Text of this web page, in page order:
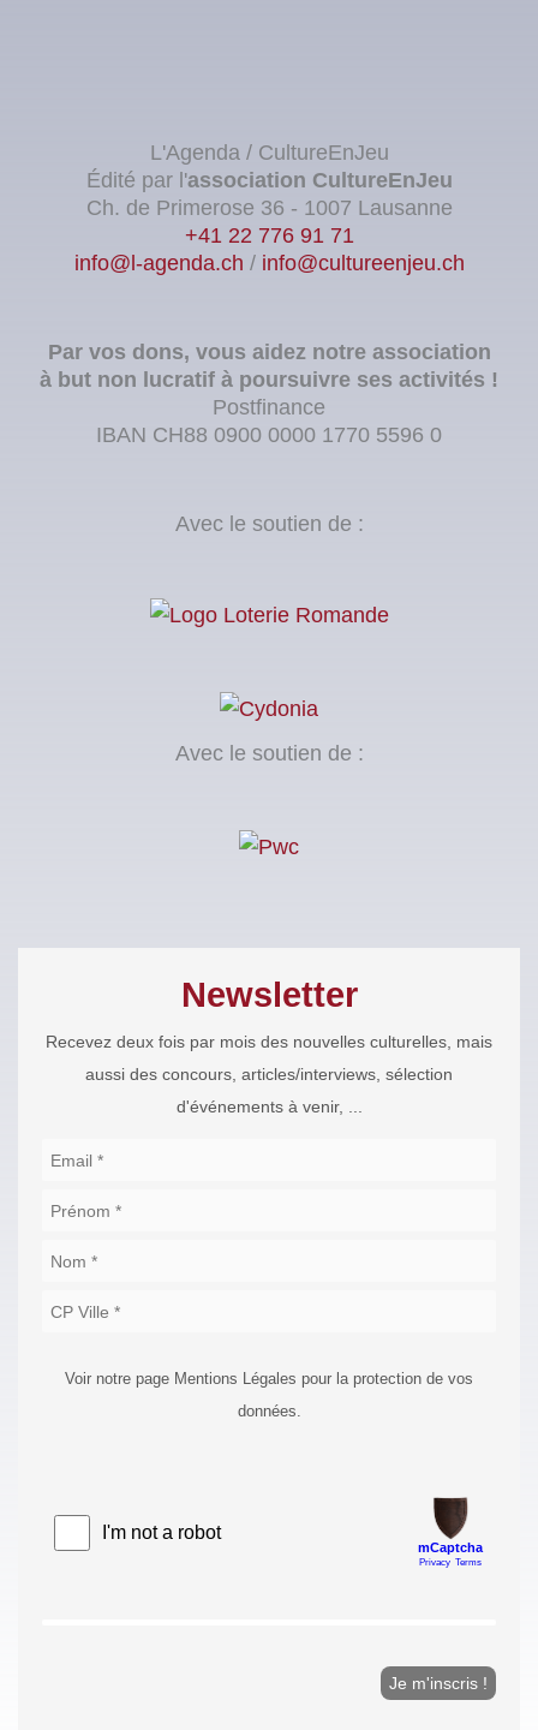
L'Agenda / CultureEnJeu
Édité par l'association CultureEnJeu
Ch. de Primerose 36 - 1007 Lausanne
+41 22 776 91 71
info@l-agenda.ch / info@cultureenjeu.ch
Par vos dons, vous aidez notre association
à but non lucratif à poursuivre ses activités !
Postfinance
IBAN CH88 0900 0000 1770 5596 0
Avec le soutien de :
Avec le soutien de :
Newsletter
Recevez deux fois par mois des nouvelles culturelles, mais
aussi des concours, articles/interviews, sélection
d'événements à venir, ...
Voir notre page Mentions Légales pour la protection de vos
données.